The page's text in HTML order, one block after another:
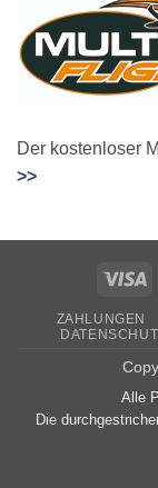
Der kostenloser
>>
ZAHLUNGEN
Alle
Die